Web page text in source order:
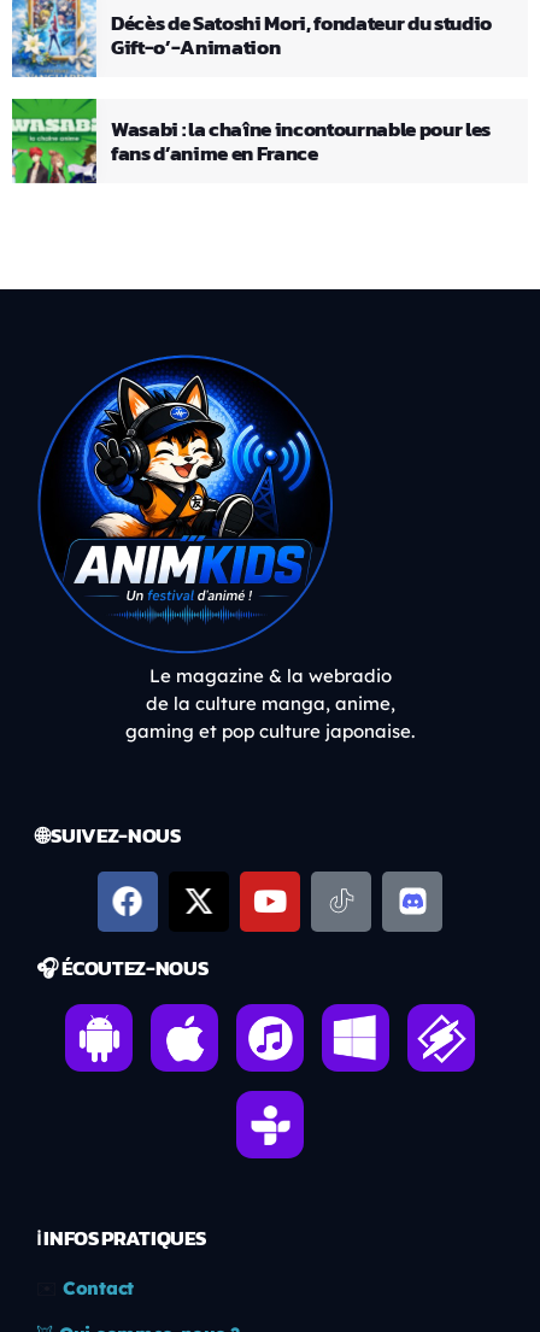
Décès de Satoshi Mori, fondateur du studio
Gift-o’-Animation
Wasabi : la chaîne incontournable pour les
fans d’anime en France
Le magazine & la webradio
de la culture manga, anime,
gaming et pop culture japonaise.
🌐 SUIVEZ-NOUS
🎧 ÉCOUTEZ-NOUS
ℹ️ INFOS PRATIQUES
Contact